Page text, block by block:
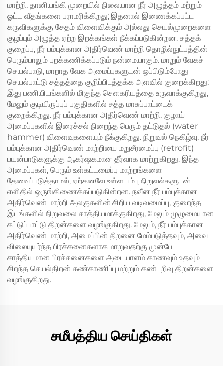
மாற்றி, தானியங்கி முறையில் நிலையான நீர் அழுத்தம் மற்றும்
ஓட்ட வீதங்களை பராமரிக்கிறது; இதனால் இணைக்கப்பட்ட
கருவிகளுக்கு சேதம் விளைவிக்கும் அல்லது செயல்முறைகளை
குழப்பும் அழுத்த ஏற்ற இறக்கங்கள் நீக்கப்படுகின்றன. சத்தக்
குறைப்பு, நீர் பம்புக்கான அதிர்வெண் மாற்றி தொழில்நுட்பத்தின்
பெரும்பாலும் புறக்கணிக்கப்படும் நன்மையாகும். மாறும் வேகச்
செயல்பாடு, மாறாத வேக அமைப்புகளுடன் ஒப்பிடும்போது
செயல்பாட்டு சத்தத்தை குறிப்பிடத்தக்க அளவில் குறைக்கிறது;
இது பணியிடங்களில் மிகுந்த சௌகரியத்தை உருவாக்குகிறது,
மேலும் குடியிருப்புப் பகுதிகளில் சத்த மாசுப்பாட்டைக்
குறைக்கிறது. நீர் பம்புக்கான அதிர்வெண் மாற்றி, குழாய்
அமைப்புகளில் இரைச்சல் நிறைந்த பெரும் தட்டுதல் (water
hammer) விளைவுகளையும் நீக்குகிறது. நிறுவல் நெகிழ்வு, நீர்
பம்புக்கான அதிர்வெண் மாற்றியை மறுசீரமைப்பு (retrofit)
பயன்பாடுகளுக்கு ஆகர்ஷகமான தீர்வாக மாற்றுகிறது. இந்த
அமைப்புகள், பெரும் உள்கட்டமைப்பு மாற்றங்களை
தேவைப்படுத்தாமல், ஏற்கனவே உள்ள பம்பு நிறுவல்களுடன்
எளிதில் ஒருங்கிணைக்கப்படுகின்றன. நவீன நீர் பம்புக்கான
அதிர்வெண் மாற்றி அலகுகளின் சிறிய வடிவமைப்பு, குறைந்த
இடங்களில் நிறுவலை சாத்தியமாக்குகிறது, மேலும் முழுமையான
கட்டுப்பாட்டு திறன்களை வழங்குகிறது. மேலும், நீர் பம்புக்கான
அதிர்வெண் மாற்றி, அமைப்பின் திறனை மேம்படுத்தவும், அவை
விலையுயர்ந்த பிரச்சனைகளாக மாறுவதற்கு முன்பே
சாத்தியமான பிரச்சனைகளை அடையாளம் காணவும் உதவும்
சிறந்த செயல்திறன் கண்காணிப்பு மற்றும் கண்டறிவு திறன்களை
வழங்குகிறது.
சமீபத்திய செய்திகள்